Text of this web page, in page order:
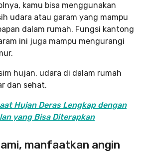
kamu bisa menggunakan
udara atau garam yang mampu
dalam rumah. Fungsi kantong
ini juga mampu mengurangi
hujan, udara di dalam rumah
dan sehat.
Hujan Deras Lengkap dengan
yang Bisa Diterapkan
manfaatkan angin